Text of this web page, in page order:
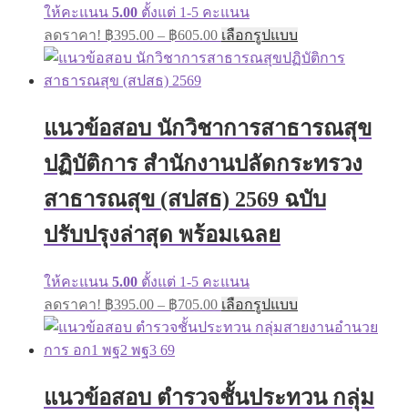
ให้คะแนน 5.00 ตั้งแต่ 1-5 คะแนน
ลดราคา! ฿395.00 – ฿605.00Price
range:
฿395.00
เลือกรูปแบบ
product
has
options
be
chosen
on
the
แนวข้อสอบ นักวิชาการสาธารณสุข
ปฏิบัติการ สำนักงานปลัดกระทรวง
สาธารณสุข (สปสธ) 2569 ฉบับ
ปรับปรุงล่าสุด พร้อมเฉลย
ให้คะแนน 5.00 ตั้งแต่ 1-5 คะแนน
ลดราคา! ฿395.00 – ฿705.00Price
range:
฿395.00
เลือกรูปแบบ
product
has
options
แนวข้อสอบ ตำรวจชั้นประทวน กลุ่ม